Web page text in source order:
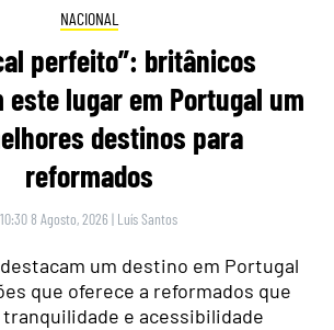
NACIONAL
perfeito”: britânicos
este lugar em Portugal um
destinos para
reformados
10:30 8 Agosto, 2026 | Luís Santos
um destino em Portugal
que oferece a reformados que
e acessibilidade